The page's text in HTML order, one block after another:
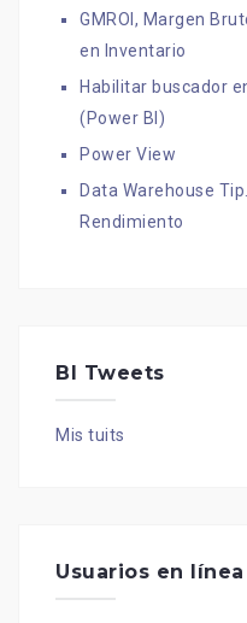
GMROI, Margen
en Inventario
Habilitar buscador
(Power BI)
Power View
Data Warehouse
Rendimiento
BI Tweets
Mis tuits
Usuarios en línea